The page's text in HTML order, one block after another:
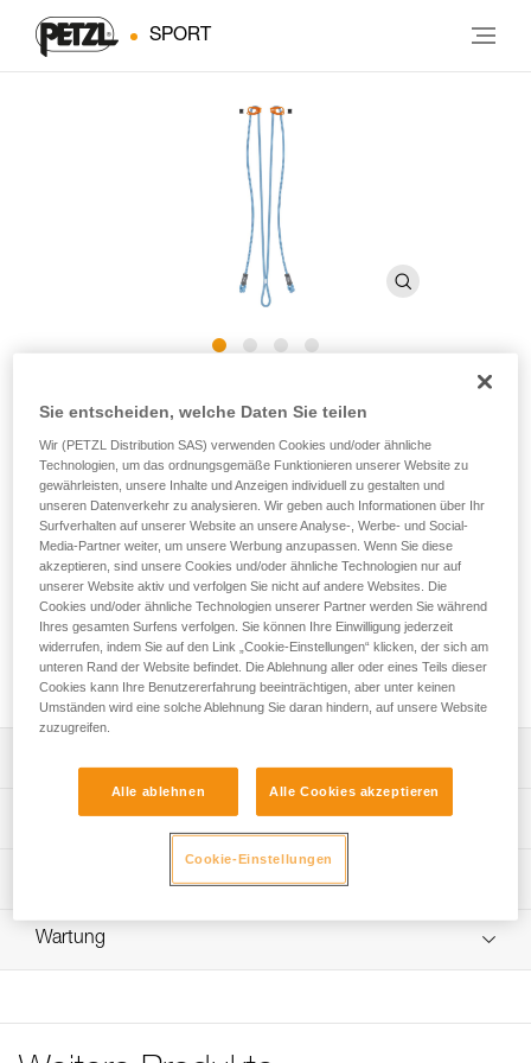
SPORT
DUAL EVOLV ADJUST
Doppeltes Verbindungsmittel mit zwei einstellbaren
Strängen zum technischen Klettern
Das doppelte Verbindungsmittel DUAL EVOLV ADJUST
verfügt über zwei einstellbare Stränge, deren Länge beim
technischen Klettern unabhängig voneinander angepasst
werden kann. Dank der ergonomischen Form der beiden
ADJUST-Einstellvorrichtungen lässt sich das
Verbindungsmittel schnell und einfach mit einer Hand
einstellen.
Strängen zum technischen Klettern:
- Zwei einstellbare Stränge von 15 bis 150 cm,
- das Verbindungsmittel aus 9,0 mm Dynamikseil reduziert
oder die Anwenderin ausgeübten Fangstoß (1).
- die Kautschukringe TANGA erleichtern das Ein- und
Technische Spezifikationen
Länge: 15 - 150 cm
Zertifizierung(en): CE EN 17520, UKCA
Material: Polyamid, Aluminium, thermoplastisches
Technische Informationen
Gebrauchsanleitung
Das PDF herunterladen technical-notice-DUAL-EVOLV-
ADJUST-1
Das PDF herunterladen UE-Declaration-L035DAXX DUAL
Wartung
Sie entscheiden, welche Daten Sie teilen
Wir (PETZL Distribution SAS) verwenden Cookies und/oder ähnliche
Technologien, um das ordnungsgemäße Funktionieren unserer Website zu
gewährleisten, unsere Inhalte und Anzeigen individuell zu gestalten und
unseren Datenverkehr zu analysieren. Wir geben auch Informationen über Ihr
Surfverhalten auf unserer Website an unsere Analyse-, Werbe- und Social-
Media-Partner weiter, um unsere Werbung anzupassen. Wenn Sie diese
akzeptieren, sind unsere Cookies und/oder ähnliche Technologien nur auf
unserer Website aktiv und verfolgen Sie nicht auf andere Websites. Die
Cookies und/oder ähnliche Technologien unserer Partner werden Sie während
Ihres gesamten Surfens verfolgen. Sie können Ihre Einwilligung jederzeit
widerrufen, indem Sie auf den Link „Cookie-Einstellungen“ klicken, der sich am
unteren Rand der Website befindet. Die Ablehnung aller oder eines Teils dieser
Cookies kann Ihre Benutzererfahrung beeinträchtigen, aber unter keinen
Umständen wird eine solche Ablehnung Sie daran hindern, auf unsere Website
zuzugreifen.
Alle ablehnen Alle Cookies akzeptieren
Cookie-Einstellungen